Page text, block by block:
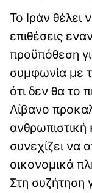
Το Ιράν θέλει
επιθέσεις
προϋπόθεση
συμφωνία με
ότι δεν θα το
Λίβανο
ανθρωπιστική
συνεχίζει να
οικονομικά
Στη συζήτηση